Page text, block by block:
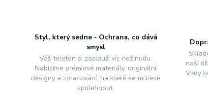
Styl, který sedne - Ochrana, co dává
smysl
Váš telefon si zaslouží víc než nudu.
Nabízíme prémiové materiály, originální
designy a zpracování, na které se můžete
spolehnout.
naší
Vždy